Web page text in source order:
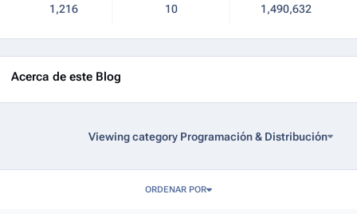
1,216
10
1,490,632
Acerca de este Blog
Viewing category Programación & Distribución
ORDENAR POR